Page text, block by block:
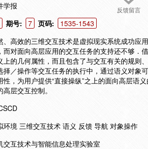
反馈留言
学报
期号: 7 页码:
1535-1543
、高效的三维交互技术是虚拟现实系统成功应
而对面向高层应用的交互任务的支持还不够．
上的几何属性，而且包含了与交互有关的规则
择／操作等交互任务的执行中，通过语义对象
性，为用户提供“直接操纵”之上的面向高层语
高层交互控制。
环境 三维交互技术 语义 反馈 导航 对象操作
交互技术与智能信息处理实验室